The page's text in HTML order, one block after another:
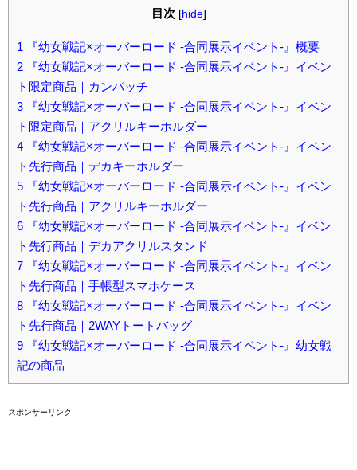
目次 [hide]
1 『幼女戦記×オーバーロード -合同展示イベント-』概要
2 『幼女戦記×オーバーロード -合同展示イベント-』イベン
ト限定商品｜カンバッチ
3 『幼女戦記×オーバーロード -合同展示イベント-』イベン
ト限定商品｜アクリルキーホルダー
4 『幼女戦記×オーバーロード -合同展示イベント-』イベン
ト先行商品｜デカキーホルダー
5 『幼女戦記×オーバーロード -合同展示イベント-』イベン
ト先行商品｜アクリルキーホルダー
6 『幼女戦記×オーバーロード -合同展示イベント-』イベン
ト先行商品｜デカアクリルスタンド
7 『幼女戦記×オーバーロード -合同展示イベント-』イベン
ト先行商品｜手帳型スマホケース
8 『幼女戦記×オーバーロード -合同展示イベント-』イベン
ト先行商品｜2WAYトートバッグ
9 『幼女戦記×オーバーロード -合同展示イベント-』幼女戦
記の商品
スポンサーリンク